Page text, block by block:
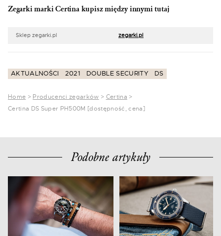
Zegarki marki Certina kupisz między innymi tutaj
Sklep zegarki.pl zegarki.pl
AKTUALNOŚCI 2021 DOUBLE SECURITY DS
Home > Producenci zegarków > Certina >
Certina DS Super PH500M [dostępność, cena]
Podobne artykuły